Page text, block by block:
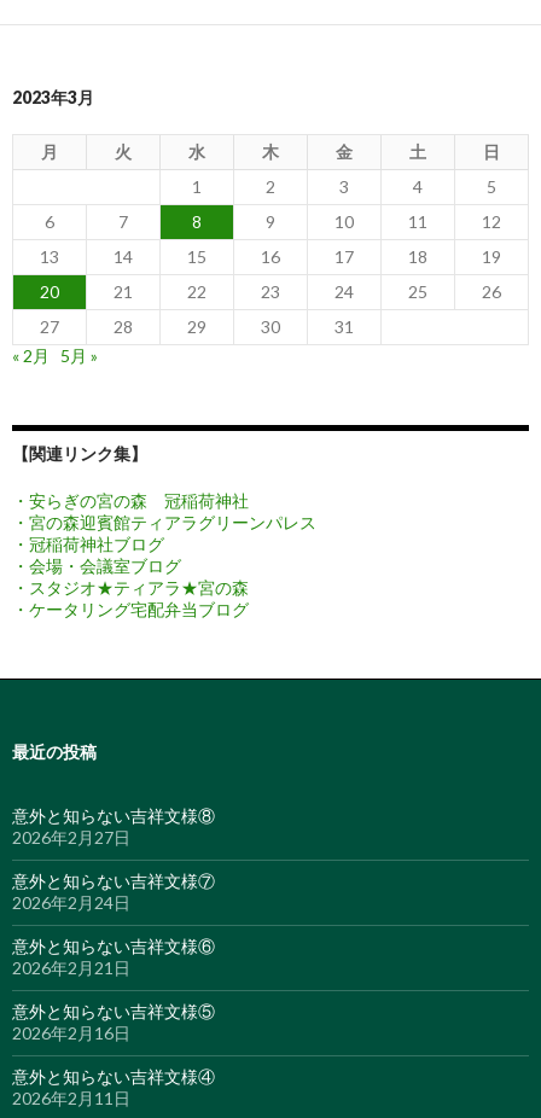
2023年3月
月 火 水 木 金 土
日
1
2 3 4
5
6
7 8 9 10 11
12
13
14 15 16 17 18
19
20
21 22 23 24 25
26
27
28 29 30
31
« 2月
5月 »
【関連リンク集】
・安らぎの宮の森 冠稲荷神社
・宮の森迎賓館ティアラグリーンパレス
・冠稲荷神社ブログ
・会場・会議室ブログ
・スタジオ★ティアラ★宮の森
・ケータリング宅配弁当ブログ
最近の投稿
意外と知らない吉祥文様⑧
2026年2月27日
意外と知らない吉祥文様⑦
2026年2月24日
意外と知らない吉祥文様⑥
2026年2月21日
意外と知らない吉祥文様⑤
2026年2月16日
意外と知らない吉祥文様④
2026年2月11日